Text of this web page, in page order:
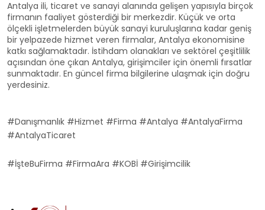
Antalya ili, ticaret ve sanayi alanında gelişen yapısıyla birçok
firmanın faaliyet gösterdiği bir merkezdir. Küçük ve orta
ölçekli işletmelerden büyük sanayi kuruluşlarına kadar geniş
bir yelpazede hizmet veren firmalar, Antalya ekonomisine
katkı sağlamaktadır. İstihdam olanakları ve sektörel çeşitlilik
açısından öne çıkan Antalya, girişimciler için önemli fırsatlar
sunmaktadır. En güncel firma bilgilerine ulaşmak için doğru
yerdesiniz.
#Danışmanlık #Hizmet #Firma #Antalya #AntalyaFirma
#AntalyaTicaret
#İşteBuFirma #FirmaAra #KOBİ #Girişimcilik